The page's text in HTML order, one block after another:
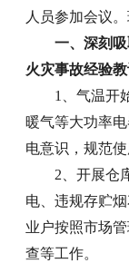
人员参加会议
一、深刻
火灾事故经验
1、气温开
暖气等大功率
电意识，规范使
2、开展仓
电、违规存贮
业户按照市场
查等工作。